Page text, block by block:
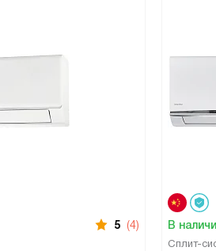
5 (4) В
Сплит-